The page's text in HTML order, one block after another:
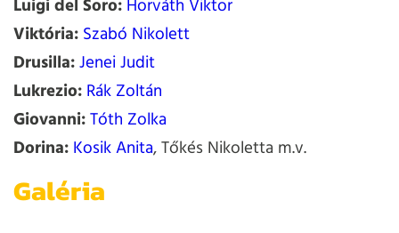
Luigi del Soro:Horváth Viktor
Viktória:Szabó Nikolett
Drusilla:Jenei Judit
Lukrezio:Rák Zoltán
Giovanni:Tóth Zolka
Dorina:Kosik Anita, Tőkés Nikoletta m.v.
Galéria